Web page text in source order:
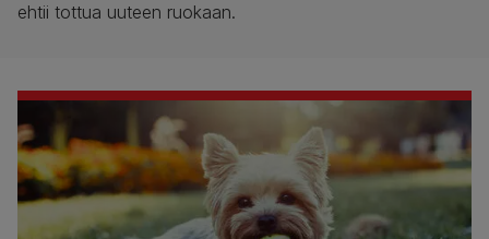
ehtii tottua uuteen ruokaan.